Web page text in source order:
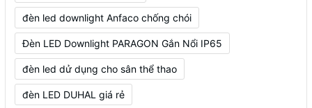
đèn led downlight Anfaco chống chói
Đèn LED Downlight PARAGON Gắn Nổi IP65
đèn led dử dụng cho sân thể thao
đèn LED DUHAL giá rẻ